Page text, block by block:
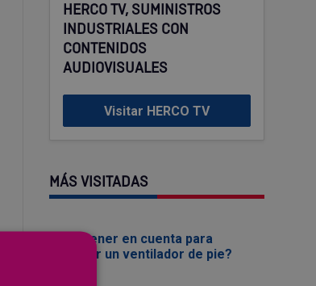
HERCO TV, SUMINISTROS
INDUSTRIALES CON
CONTENIDOS
AUDIOVISUALES
Visitar HERCO TV
MÁS VISITADAS
¿Que tener en cuenta para
comprar un ventilador de pie?